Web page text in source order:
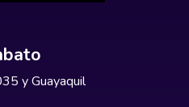
y Guayaquil